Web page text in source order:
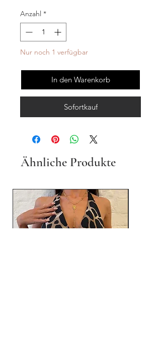
Anzahl *
Nur noch 1 verfügbar
In den Warenkorb
Sofortkauf
Ähnliche Produkte